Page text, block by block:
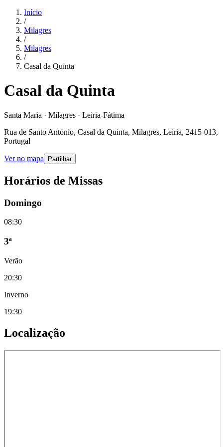
Início
/
Milagres
/
Milagres
/
Casal da Quinta
Casal da Quinta
Santa Maria · Milagres · Leiria-Fátima
Rua de Santo António, Casal da Quinta, Milagres, Leiria, 2415-013,
Portugal
Ver no mapa Partilhar
Horários de Missas
Domingo
08:30
3ª
Verão
20:30
Inverno
19:30
Localização